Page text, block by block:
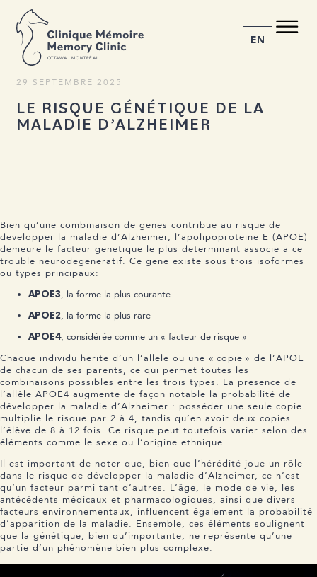
OTTAWA | MONTRÉAL
C M M C EN
1-855-777-4073
Accueil
Rendez-vous
RETOUR AUX ACTUALITÉS Partager l’article
29 SEPTEMBRE 2025
LE RISQUE GÉNÉTIQUE DE LA
MALADIE D’ALZHEIMER
Bien qu’une combinaison de gènes contribue au risque de
développer la maladie d’Alzheimer, l’apolipoprotéine E (APOE)
demeure le facteur génétique le plus déterminant associé à ce
trouble neurodégénératif. Ce gène existe sous trois isoformes
ou types principaux:
APOE3, la forme la plus courante
APOE2, la forme la plus rare
APOE4, considérée comme un « facteur de risque »
Chaque individu hérite d’un l’allèle ou une « copie » de l’APOE
de chacun de ses parents, ce qui permet toutes les
combinaisons possibles entre les trois types. La présence de
l’allèle APOE4 augmente de façon notable la probabilité de
développer la maladie d’Alzheimer : posséder une seule copie
multiplie le risque par 2 à 4, tandis qu’en avoir deux copies
l’élève de 8 à 12 fois. Ce risque peut toutefois varier selon des
éléments comme le sexe ou l’origine ethnique.
Il est important de noter que, bien que l’hérédité joue un rôle
dans le risque de développer la maladie d’Alzheimer, ce n’est
qu’un facteur parmi tant d’autres. L’âge, le mode de vie, les
antécédents médicaux et pharmacologiques, ainsi que divers
facteurs environnementaux, influencent également la probabilité
d’apparition de la maladie. Ensemble, ces éléments soulignent
que la génétique, bien qu’importante, ne représente qu’une
partie d’un phénomène bien plus complexe.